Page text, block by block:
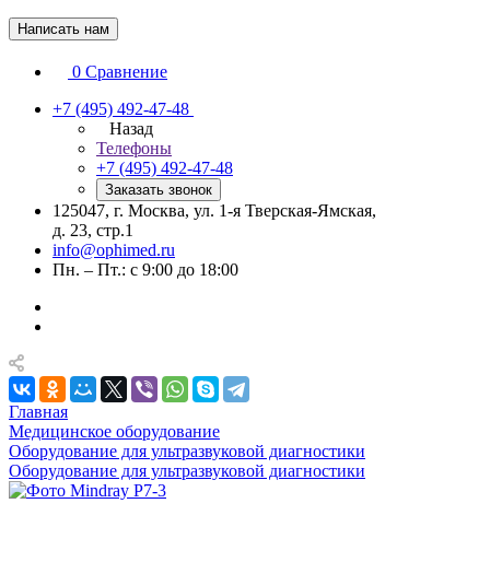
Написать нам
0 Сравнение
+7 (495) 492-47-48
Назад
Телефоны
+7 (495) 492-47-48
Заказать звонок
125047, г. Москва, ул. 1-я Тверская-Ямская,
д. 23, стр.1
info@ophimed.ru
Пн. – Пт.: с 9:00 до 18:00
Главная
Медицинское оборудование
Оборудование для ультразвуковой диагностики
Оборудование для ультразвуковой диагностики